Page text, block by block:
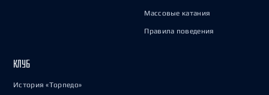
Массовые катания
Правила поведения
КЛУБ
История «Торпедо»